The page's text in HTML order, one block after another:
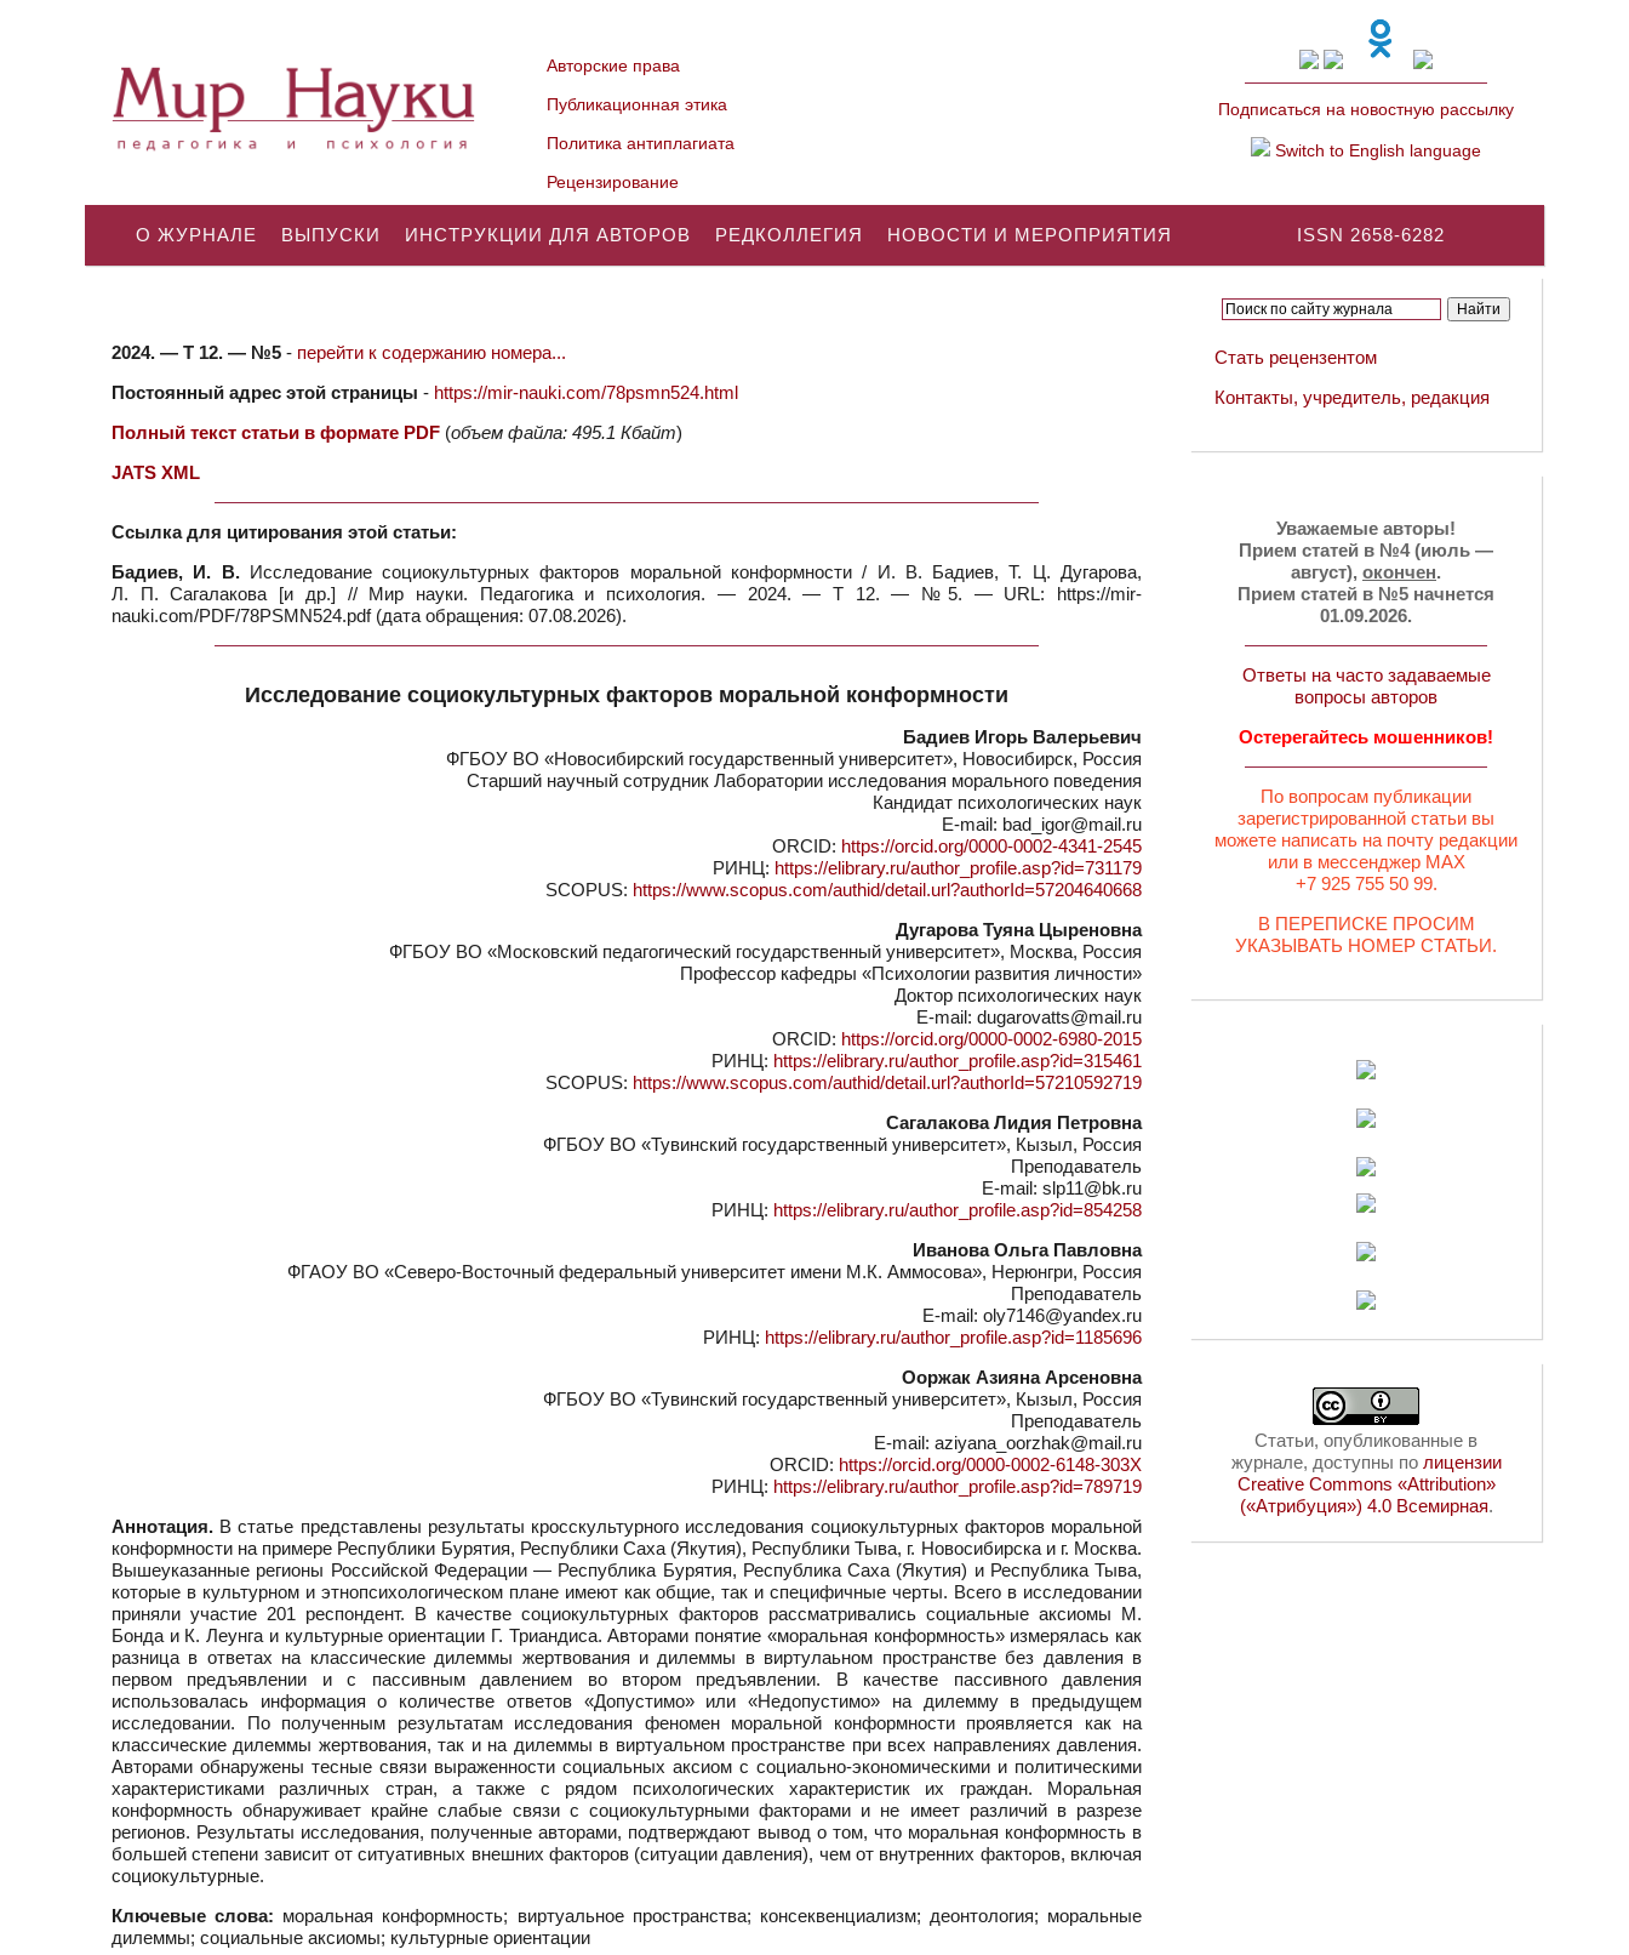
Авторские права
Публикационная этика
Политика антиплагиата
Рецензирование
Подписаться на новостную рассылку
Switch to English language
ISSN 2658-6282
О ЖУРНАЛЕ ВЫПУСКИ ИНСТРУКЦИИ ДЛЯ АВТОРОВ РЕДКОЛЛЕГИЯ НОВОСТИ И МЕРОПРИЯТИЯ
2024. — Т 12. — №5 - перейти к содержанию номера...
Постоянный адрес этой страницы - https://mir-nauki.com/78psmn524.html
Полный текст статьи в формате PDF (объем файла: 495.1 Кбайт)
JATS XML
Ссылка для цитирования этой статьи:
Бадиев, И. В.Исследование социокультурных факторов моральной конформности / И. В. Бадиев, Т. Ц. Дугарова,
Л. П. Сагалакова [и др.] // Мир науки. Педагогика и психология. — 2024. — Т 12. — №5. — URL: https://mir-
nauki.com/PDF/78PSMN524.pdf (дата обращения: 07.08.2026).
Исследование социокультурных факторов моральной конформности
Бадиев Игорь Валерьевич
ФГБОУ ВО «Новосибирский государственный университет», Новосибирск, Россия
Старший научный сотрудник Лаборатории исследования морального поведения
Кандидат психологических наук
E-mail: bad_igor@mail.ru
ORCID: https://orcid.org/0000-0002-4341-2545
РИНЦ: https://elibrary.ru/author_profile.asp?id=731179
SCOPUS: https://www.scopus.com/authid/detail.url?authorId=57204640668
Дугарова Туяна Цыреновна
ФГБОУ ВО «Московский педагогический государственный университет», Москва, Россия
Профессор кафедры «Психологии развития личности»
Доктор психологических наук
E-mail: dugarovatts@mail.ru
ORCID: https://orcid.org/0000-0002-6980-2015
РИНЦ: https://elibrary.ru/author_profile.asp?id=315461
SCOPUS: https://www.scopus.com/authid/detail.url?authorId=57210592719
Сагалакова Лидия Петровна
ФГБОУ ВО «Тувинский государственный университет», Кызыл, Россия
Преподаватель
E-mail: slp11@bk.ru
РИНЦ: https://elibrary.ru/author_profile.asp?id=854258
Иванова Ольга Павловна
ФГАОУ ВО «Северо-Восточный федеральный университет имени М.К. Аммосова», Нерюнгри, Россия
Преподаватель
E-mail: oly7146@yandex.ru
РИНЦ: https://elibrary.ru/author_profile.asp?id=1185696
Ооржак Азияна Арсеновна
ФГБОУ ВО «Тувинский государственный университет», Кызыл, Россия
Преподаватель
E-mail: aziyana_oorzhak@mail.ru
ORCID: https://orcid.org/0000-0002-6148-303X
РИНЦ: https://elibrary.ru/author_profile.asp?id=789719
Аннотация. В статье представлены результаты кросскультурного исследования социокультурных факторов моральной
конформности на примере Республики Бурятия, Республики Саха (Якутия), Республики Тыва, г. Новосибирска и г. Москва.
Вышеуказанные регионы Российской Федерации — Республика Бурятия, Республика Саха (Якутия) и Республика Тыва,
которые в культурном и этнопсихологическом плане имеют как общие, так и специфичные черты. Всего в исследовании
приняли участие 201 респондент. В качестве социокультурных факторов рассматривались социальные аксиомы М.
Бонда и К. Леунга и культурные ориентации Г. Триандиса. Авторами понятие «моральная конформность» измерялась как
разница в ответах на классические дилеммы жертвования и дилеммы в виртулаьном пространстве без давления в
первом предъявлении и с пассивным давлением во втором предъявлении. В качестве пассивного давления
использовалась информация о количестве ответов «Допустимо» или «Недопустимо» на дилемму в предыдущем
исследовании. По полученным результатам исследования феномен моральной конформности проявляется как на
классические дилеммы жертвования, так и на дилеммы в виртуальном пространстве при всех направлениях давления.
Авторами обнаружены тесные связи выраженности социальных аксиом с социально-экономическими и политическими
характеристиками различных стран, а также с рядом психологических характеристик их граждан. Моральная
конформность обнаруживает крайне слабые связи с социокультурными факторами и не имеет различий в разрезе
регионов. Результаты исследования, полученные авторами, подтверждают вывод о том, что моральная конформность в
большей степени зависит от ситуативных внешних факторов (ситуации давления), чем от внутренних факторов, включая
социокультурные.
Ключевые слова: моральная конформность; виртуальное пространства; консеквенциализм; деонтология; моральные
дилеммы; социальные аксиомы; культурные ориентации
Стать рецензентом
Контакты, учредитель, редакция
Уважаемые авторы!
Прием статей в №4 (июль —
август), окончен.
Прием статей в №5 начнется
01.09.2026.
Ответы на часто задаваемые
вопросы авторов
Остерегайтесь мошенников!
По вопросам публикации
зарегистрированной статьи вы
можете написать на почту редакции
или в мессенджер MAX
+7 925 755 50 99.
В ПЕРЕПИСКЕ ПРОСИМ
УКАЗЫВАТЬ НОМЕР СТАТЬИ.
Статьи, опубликованные в
журнале, доступны по лицензии
Creative Commons «Attribution»
(«Атрибуция») 4.0 Всемирная.